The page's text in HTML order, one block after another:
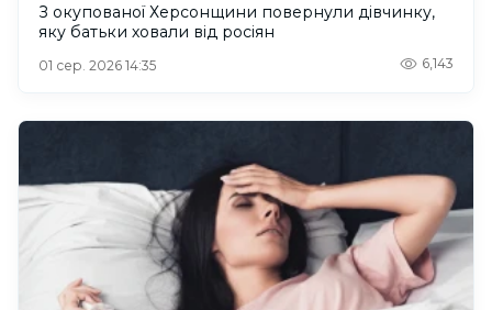
З окупованої Херсонщини повернули дівчинку,
яку батьки ховали від росіян
01 сер. 2026 14:35 6,143